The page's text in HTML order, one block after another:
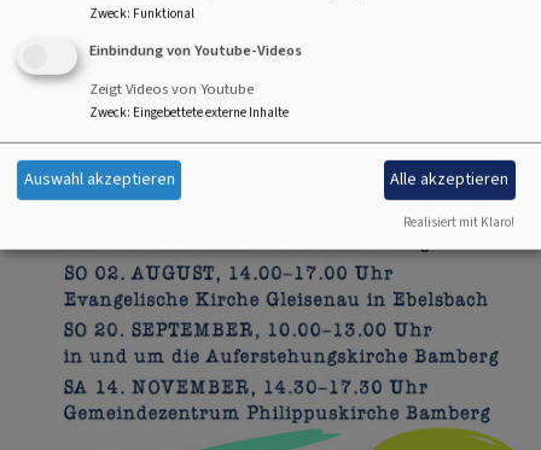
Zweck: Funktional
Einbindung von Youtube-Videos
Zeigt Videos von Youtube
Zweck: Eingebettete externe Inhalte
Auswahl akzeptieren Alle akzeptieren
Realisiert mit Klaro!